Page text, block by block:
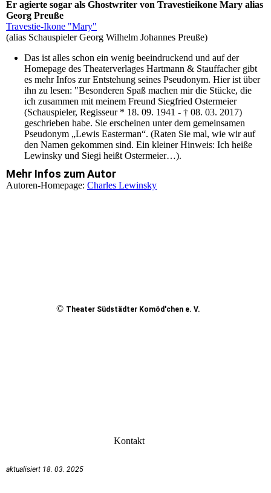
Er agierte sogar als Ghostwriter von Travestieikone Mary alias
Georg Preuße
Travestie-Ikone "Mary"
(alias Schauspieler Georg Wilhelm Johannes Preuße)
Das ist alles schon ein wenig beeindruckend und auf der
Homepage des Theaterverlages Hartmann & Stauffacher gibt
es mehr Infos zur Entstehung seines Pseudonym. Hier ist über
ihn zu lesen: "Besonderen Spaß machen mir die Stücke, die
ich zusammen mit meinem Freund Siegfried Ostermeier
(Schauspieler, Regisseur * 18. 09. 1941 - † 08. 03. 2017)
geschrieben habe. Sie erscheinen unter dem gemeinsamen
Pseudonym „Lewis Easterman“. (Raten Sie mal, wie wir auf
den Namen gekommen sind. Ein kleiner Hinweis: Ich heiße
Lewinsky und Siegi heißt Ostermeier…).
Mehr Infos zum Autor
Autoren-Homepage: Charles Lewinsky
© Theater Südstädter Komöd'chen e. V.
Kontakt
aktualisiert 18. 03. 2025